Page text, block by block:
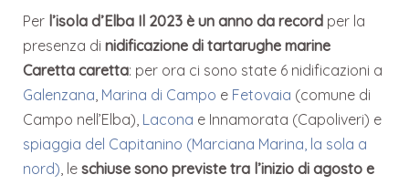
Per l’isola d’Elba Il 2023 è un anno da record per la
presenza dinidificazione di tartarughe marine
Caretta caretta: per ora ci sono state 6 nidificazioni a
Galenzana, Marina di Campo e Fetovaia (comune di
Campo nell’Elba), Lacona e Innamorata (Capoliveri) e
spiaggia del Capitanino (Marciana Marina, la sola a
nord), leschiuse sono previste tra l’inizio di agosto e